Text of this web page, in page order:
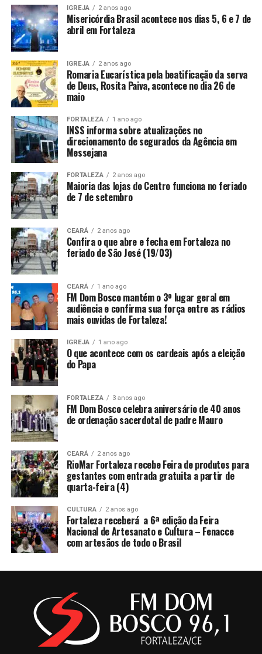
IGREJA 2 anos ago
Misericórdia Brasil acontece nos dias 5, 6 e 7 de
abril em Fortaleza
IGREJA 2 anos ago
Romaria Eucarística pela beatificação da serva
de Deus, Rosita Paiva, acontece no dia 26 de
maio
FORTALEZA 1 ano ago
INSS informa sobre atualizações no
direcionamento de segurados da Agência em
Messejana
FORTALEZA 2 anos ago
Maioria das lojas do Centro funciona no feriado
de 7 de setembro
CEARÁ 2 anos ago
Confira o que abre e fecha em Fortaleza no
feriado de São José (19/03)
CEARÁ 1 ano ago
FM Dom Bosco mantém o 3º lugar geral em
audiência e confirma sua força entre as rádios
mais ouvidas de Fortaleza!
IGREJA 1 ano ago
O que acontece com os cardeais após a eleição
do Papa
FORTALEZA 3 anos ago
FM Dom Bosco celebra aniversário de 40 anos
de ordenação sacerdotal de padre Mauro
CEARÁ 2 anos ago
RioMar Fortaleza recebe Feira de produtos para
gestantes com entrada gratuita a partir de
quarta-feira (4)
CULTURA 2 anos ago
Fortaleza receberá a 6ª edição da Feira
Nacional de Artesanato e Cultura – Fenacce
com artesãos de todo o Brasil